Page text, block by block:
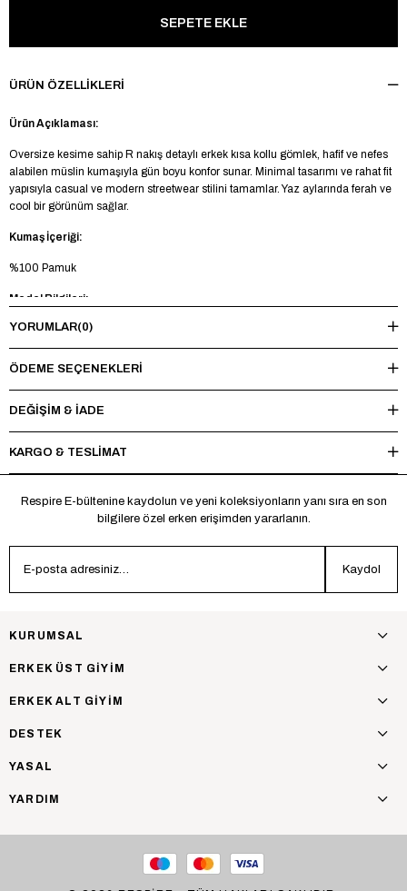
ÜRÜN ÖZELLIKLERI
Ürün Açıklaması:
Oversize kesime sahip R nakış detaylı erkek kısa kollu gömlek, hafif ve nefes
alabilen müslin kumaşıyla gün boyu konfor sunar. Minimal tasarımı ve rahat fit
yapısıyla casual ve modern streetwear stilini tamamlar. Yaz aylarında ferah ve
cool bir görünüm sağlar.
Kumaş İçeriği:
%100 Pamuk
Model Bilgileri:
Boy 185 cm - Kilo 73 kg - Manken üzerinde M beden mevcuttur.
Yıkama Talimatı:
Maksimum 30°C’de tersten yıkayınız, ağartıcı ve kurutucu kullanmayınız.
Ütüleme sırasında baskı ve nakışlı bölgelere doğrudan ısı uygulamaktan
*Made in Türkiye
YORUMLAR(0)
ÖDEME SEÇENEKLERI
DEĞİŞİM & İADE
KARGO & TESLİMAT
Respire E-bültenine kaydolun ve yeni koleksiyonların yanı sıra en son
bilgilere özel erken erişimden yararlanın.
Kaydol
KURUMSAL
ERKEK ÜST GİYİM
ERKEK ALT GİYİM
DESTEK
YASAL
YARDIM